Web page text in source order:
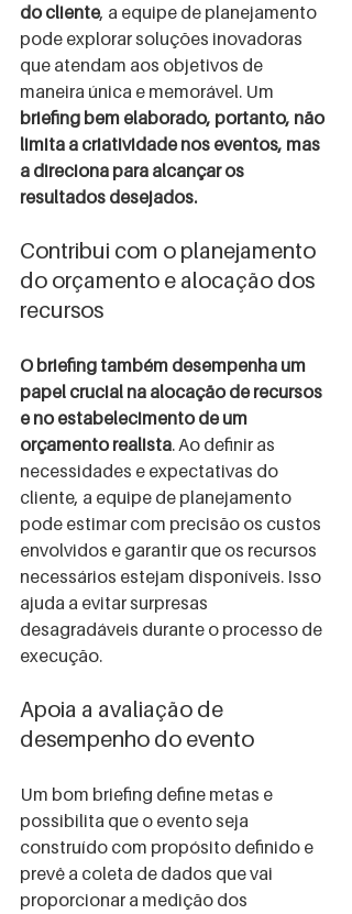
do cliente, a equipe de planejamento
pode explorar soluções inovadoras
que atendam aos objetivos de
maneira única e memorável. Um
briefing bem elaborado, portanto, não
limita a criatividade nos eventos, mas
a direciona para alcançar os
resultados desejados.
Contribui com o planejamento
do orçamento e alocação dos
recursos
O briefing também desempenha um
papel crucial na alocação de recursos
e no estabelecimento de um
orçamento realista. Ao definir as
necessidades e expectativas do
cliente, a equipe de planejamento
pode estimar com precisão os custos
envolvidos e garantir que os recursos
necessários estejam disponíveis. Isso
ajuda a evitar surpresas
desagradáveis durante o processo de
execução.
Apoia a avaliação de
desempenho do evento
Um bom briefing define metas e
possibilita que o evento seja
construído com propósito definido e
prevê a coleta de dados que vai
proporcionar a medição dos